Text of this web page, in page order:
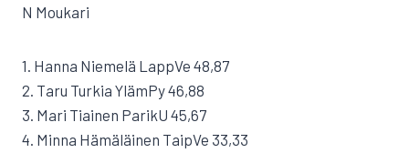
N Moukari
1. Hanna Niemelä LappVe 48,87
2. Taru Turkia YlämPy 46,88
3. Mari Tiainen ParikU 45,67
4. Minna Hämäläinen TaipVe 33,33